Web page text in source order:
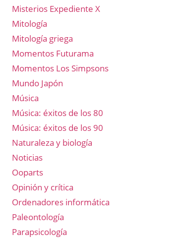
Misterios Expediente X
Mitología
Mitología griega
Momentos Futurama
Momentos Los Simpsons
Mundo Japón
Música
Música: éxitos de los 80
Música: éxitos de los 90
Naturaleza y biología
Noticias
Ooparts
Opinión y crítica
Ordenadores informática
Paleontología
Parapsicología